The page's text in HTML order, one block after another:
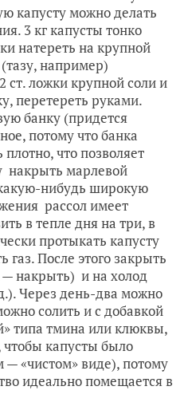
капусту можно делать
3 кг капусты тонко
натереть на крупной
например)
ст. ложки крупной соли и
перетереть руками.
банку (придется
потому что банка
что позволяет
накрыть марлевой
нибудь широкую
рассол имеет
в тепле дня на три, в
протыкать капусту
газ. После этого закрыть
накрыть) и на холод
Через день-два можно
солить и с добавкой
типа тмина или клюквы,
капусты было
— «чистом» виде), потому
идеально помещается в